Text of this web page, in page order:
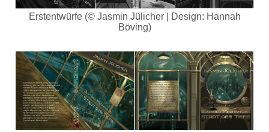
Erstentwürfe (© Jasmin Jülicher | Design: Hannah
Böving)